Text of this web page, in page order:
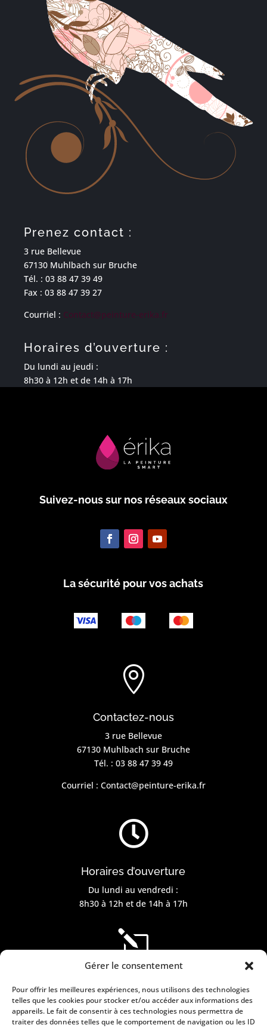
Gérer le consentement
Pour offrir les meilleures expériences, nous utilisons des technologies
telles que les cookies pour stocker et/ou accéder aux informations des
appareils. Le fait de consentir à ces technologies nous permettra de
traiter des données telles que le comportement de navigation ou les ID
Prenez contact :
3 rue Bellevue
67130 Muhlbach sur Bruche
Tél. : 03 88 47 39 49
Fax : 03 88 47 39 27
Courriel : Contact@peinture-erika.fr
Horaires d’ouverture :
Du lundi au jeudi :
8h30 à 12h et de 14h à 17h
Suivez-nous sur nos réseaux sociaux
La sécurité pour vos achats

Contactez-nous
3 rue Bellevue
67130 Muhlbach sur Bruche
Tél. : 03 88 47 39 49
Courriel : Contact@peinture-erika.fr

Horaires d’ouverture
Du lundi au vendredi :
8h30 à 12h et de 14h à 17h
l
Mentions légales
Conditions générales de vente